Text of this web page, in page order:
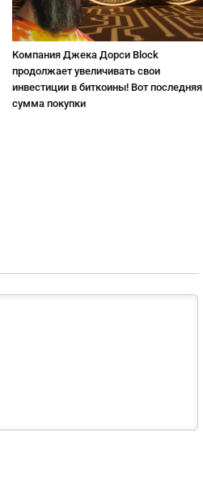
Компания Джека Дорси Block
продолжает увеличивать свои
инвестиции в биткоины! Вот последняя
сумма покупки